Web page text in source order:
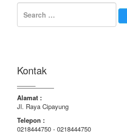
Kontak
Alamat :
Jl. Raya Cipayung
Telepon :
0218444750 - 0218444750